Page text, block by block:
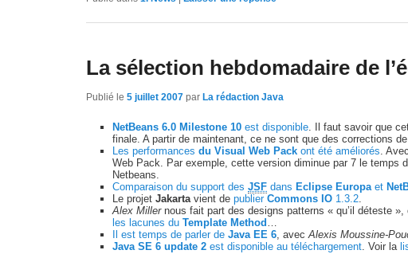
La sélection hebdomadaire de
Publié le 5 juillet 2007 par La rédaction Java
NetBeans 6.0 Milestone 10 est disponible. Il faut savoir que
finale. A partir de maintenant, ce ne sont que des corrections
Les performancesdu Visual Web Packont été améliorés.
Web Pack. Par exemple, cette version diminue par 7 le temps
Netbeans.
Comparaison du support desJSF dans Eclipse Europaet
Le projetJakartavient depublierCommons IO 1.3.2.
Alex Millernous fait part des designs patterns « qu’il déteste
les lacunes duTemplate Method …
Il est temps de parler deJava EE 6, avecAlexis Moussine-
Java SE 6 update 2 est disponible au téléchargement. Voir la